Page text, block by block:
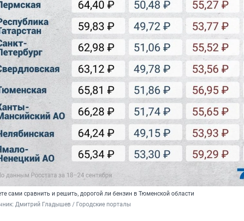
сами сравнить и решить, дорогой ли бензин в Тюменской области
Дмитрий Гладышев / Городские порталы